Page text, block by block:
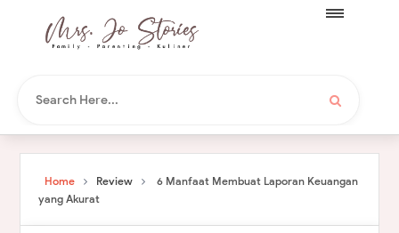
Home Review
6 Manfaat Membuat Laporan Keuangan
yang Akurat